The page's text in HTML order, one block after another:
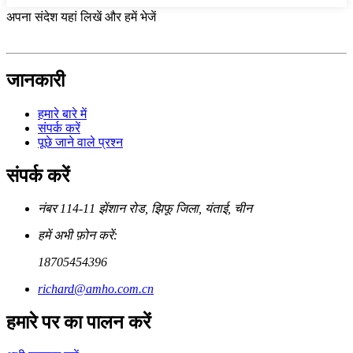
अपना संदेश यहां लिखें और हमें भेजें
जानकारी
हमारे बारे में
संपर्क करें
पूछे जाने वाले प्रश्न
संपर्क करें
नंबर 114-11 झेंशान रोड, झिफू जिला, यंताई, चीन
हमें अभी फ़ोन करें:
18705454396
richard@amho.com.cn
हमारे पर का पालन करें